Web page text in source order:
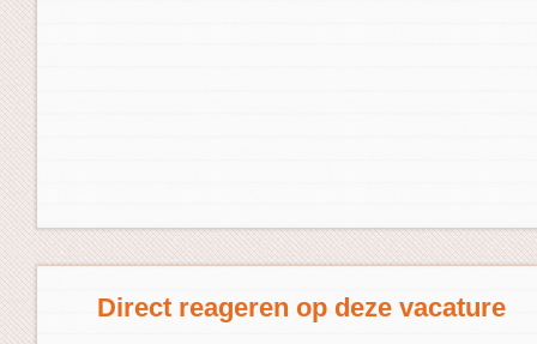
Direct reageren op deze vacature